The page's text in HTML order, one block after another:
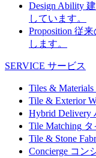
Design Ability
しています。
Proposition 従来
します。
SERVICE サービス
Tiles & Materials
Tile & Exterior
Hybrid Delivery
Tile Matching
Tile & Stone
Concierge コン